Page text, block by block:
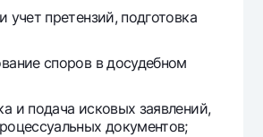
1344
учет претензий, подготовка
споров в досудебном
и подача исковых заявлений,
документов;